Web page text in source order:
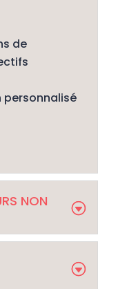
de
personnalisé
NON